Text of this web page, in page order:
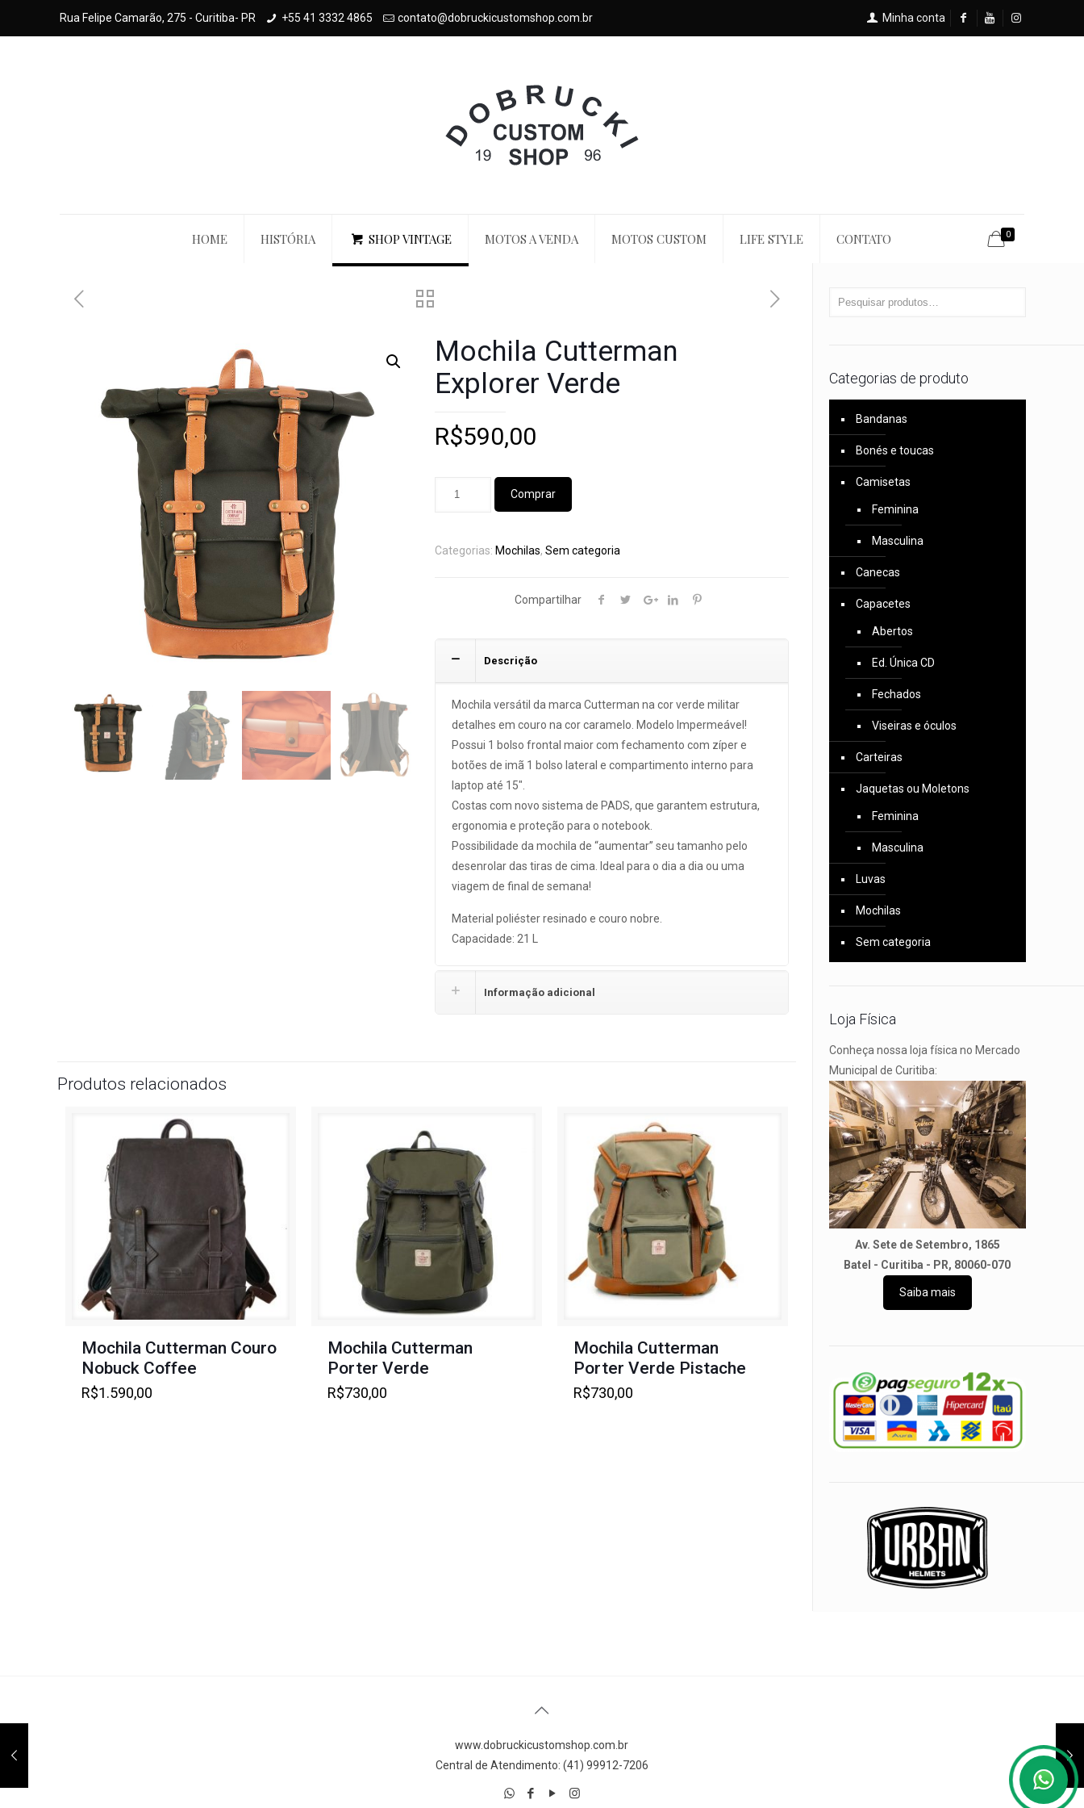
Rua Felipe Camarão, 275 - Curitiba- PR +55 41 3332 4865 contato@dobruckicustomshop.com.br Minha conta
HOME HISTÓRIA SHOP VINTAGE MOTOS A VENDA MOTOS CUSTOM LIFE STYLE CONTATO 0
Mochila Cutterman
Explorer Verde
R$590,00
Comprar
Categorias: Mochilas, Sem categoria
Compartilhar
Descrição
Mochila versátil da marca Cutterman na cor verde militar
detalhes em couro na cor caramelo. Modelo Impermeável!
Possui 1 bolso frontal maior com fechamento com zíper e
botões de imã 1 bolso lateral e compartimento interno para
laptop até 15″.
Costas com novo sistema de PADS, que garantem estrutura,
ergonomia e proteção para o notebook.
Possibilidade da mochila de “aumentar” seu tamanho pelo
desenrolar das tiras de cima. Ideal para o dia a dia ou uma
viagem de final de semana!
Material poliéster resinado e couro nobre.
Capacidade: 21 L
Informação adicional
Produtos relacionados
Mochila Cutterman Couro
Nobuck Coffee
R$1.590,00
Mochila Cutterman
Porter Verde
R$730,00
Mochila Cutterman
Porter Verde Pistache
R$730,00
Categorias de produto
Bandanas
Bonés e toucas
Camisetas
Feminina
Masculina
Canecas
Capacetes
Abertos
Ed. Única CD
Fechados
Viseiras e óculos
Carteiras
Jaquetas ou Moletons
Feminina
Masculina
Luvas
Mochilas
Sem categoria
Loja Física
Conheça nossa loja física no Mercado
Municipal de Curitiba:
Av. Sete de Setembro, 1865
Batel - Curitiba - PR, 80060-070
Saiba mais
www.dobruckicustomshop.com.br
Central de Atendimento: (41) 99912-7206